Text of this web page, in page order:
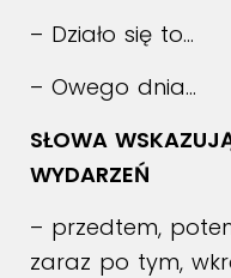
– Działo się to…
– Owego dnia…
SŁOWA
WYDARZEŃ
– przedtem,
zaraz po tym,